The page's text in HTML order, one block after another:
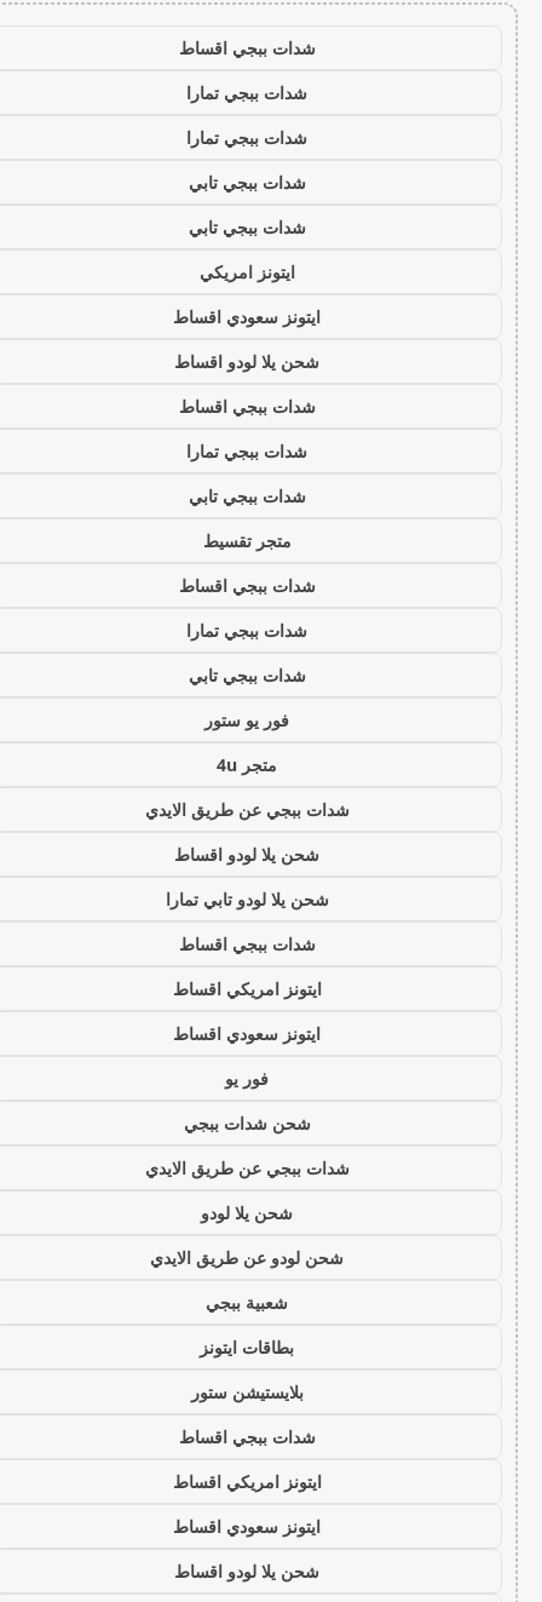
شدات ببجي اقساط
شدات ببجي تمارا
شدات ببجي تمارا
شدات ببجي تابي
شدات ببجي تابي
ايتونز امريكي
ايتونز سعودي اقساط
شحن يلا لودو اقساط
شدات ببجي اقساط
شدات ببجي تمارا
شدات ببجي تابي
متجر تقسيط
شدات ببجي اقساط
شدات ببجي تمارا
شدات ببجي تابي
فور يو ستور
متجر 4u
شدات ببجي عن طريق الايدي
شحن يلا لودو اقساط
شحن يلا لودو تابي تمارا
شدات ببجي اقساط
ايتونز امريكي اقساط
ايتونز سعودي اقساط
فور يو
شحن شدات ببجي
شدات ببجي عن طريق الايدي
شحن يلا لودو
شحن لودو عن طريق الايدي
شعبية ببجي
بطاقات ايتونز
بلايستيشن ستور
شدات ببجي اقساط
ايتونز امريكي اقساط
ايتونز سعودي اقساط
شحن يلا لودو اقساط